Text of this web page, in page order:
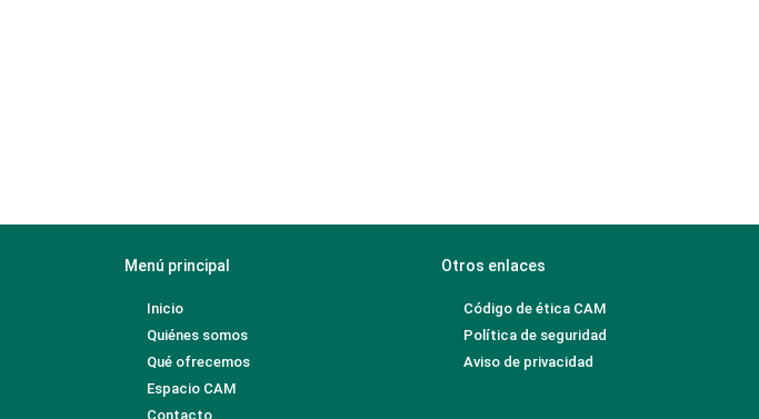
Menú principal Otros enlaces
Inicio
Quiénes somos
Qué ofrecemos
Espacio CAM
Contacto
Código de ética CAM
Política de seguridad
Aviso de privacidad